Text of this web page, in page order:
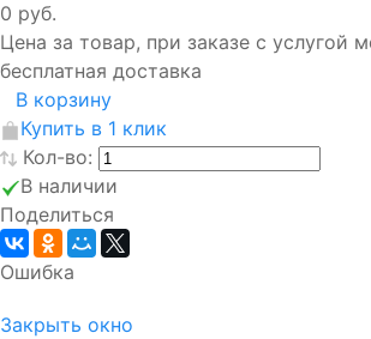
0 руб.
Цена за товар, при заказе с услугой
бесплатная доставка
В корзину
Купить в 1 клик
Кол-во:
В наличии
Поделиться
Ошибка
Закрыть окно